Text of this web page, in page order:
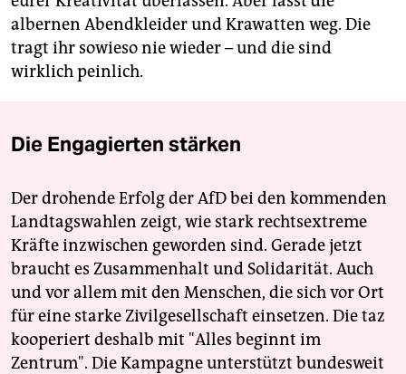
albernen Abendkleider und Krawatten weg. Die
tragt ihr sowieso nie wieder – und die sind
wirklich peinlich.
Die Engagierten stärken
Der drohende Erfolg der AfD bei den kommenden
Landtagswahlen zeigt, wie stark rechtsextreme
Kräfte inzwischen geworden sind. Gerade jetzt
braucht es Zusammenhalt und Solidarität. Auch
und vor allem mit den Menschen, die sich vor Ort
für eine starke Zivilgesellschaft einsetzen. Die taz
kooperiert deshalb mit "Alles beginnt im
Zentrum". Die Kampagne unterstützt bundesweit